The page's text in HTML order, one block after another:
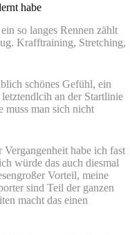
habe
so langes Rennen zählt
Krafftraining, Stretching,
schönes Gefühl, ein
an der Startlinie
muss man sich nicht
Vergangenheit habe ich fast
würde das auch diesmal
Vorteil, meine
sind Teil der ganzen
macht das einen